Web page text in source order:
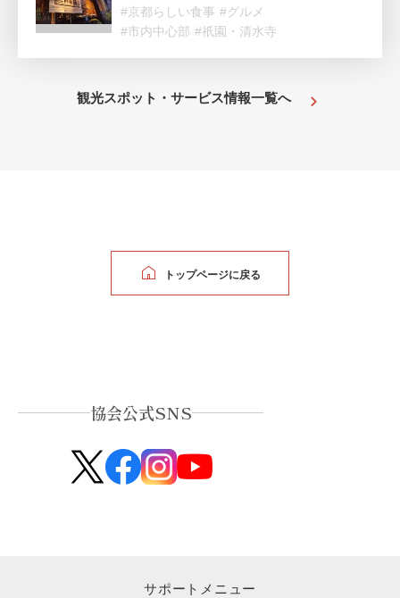
#京都らしい食事 #グルメ
#市内中心部 #祇園・清水寺
観光スポット・サービス情報一覧へ
トップページに戻る
協会公式SNS
サポートメニュー